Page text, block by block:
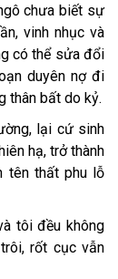
chưa biết sự
vinh nhục và
có thể sửa đổi
duyên nợ đi
thân bất do kỷ.
lại cứ sinh
hạ, trở thành
tên thất phu lỗ
tôi đều không
rốt cục vẫn